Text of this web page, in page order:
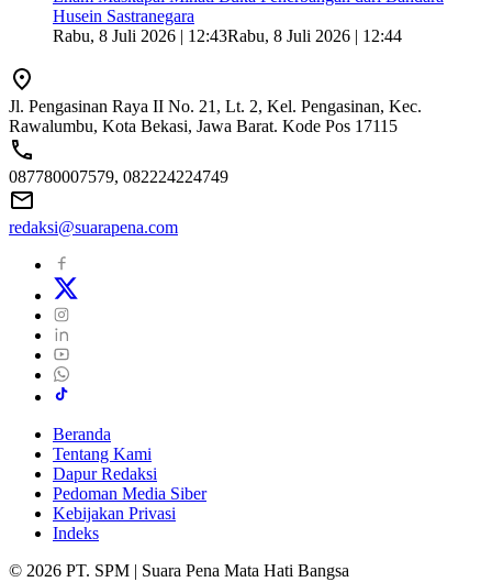
Husein Sastranegara
Rabu, 8 Juli 2026 | 12:43Rabu, 8 Juli 2026 | 12:44
Jl. Pengasinan Raya II No. 21, Lt. 2, Kel. Pengasinan, Kec.
Rawalumbu, Kota Bekasi, Jawa Barat. Kode Pos 17115
087780007579, 082224224749
redaksi@suarapena.com
Beranda
Tentang Kami
Dapur Redaksi
Pedoman Media Siber
Kebijakan Privasi
Indeks
© 2026 PT. SPM | Suara Pena Mata Hati Bangsa